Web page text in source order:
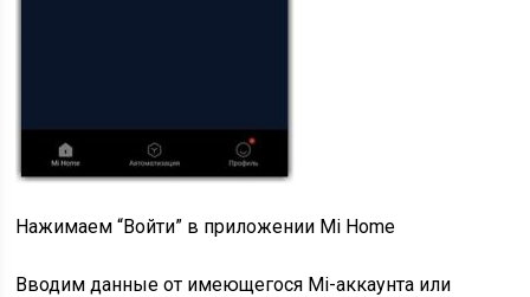
Нажимаем “Войти” в приложении Mi Home
Вводим данные от имеющегося Mi-аккаунта или